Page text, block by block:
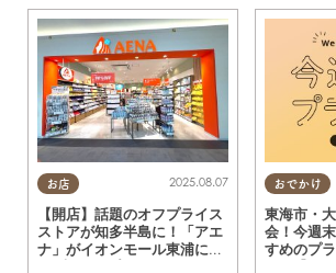
お店 2025.08.07
【開店】話題のオフプライス
ストアが知多半島に！「アエ
ナ」がイオンモール東浦に7/
17(木)オープン
おでかけ
東海市・
会！今週
すめのプ
0(日)】